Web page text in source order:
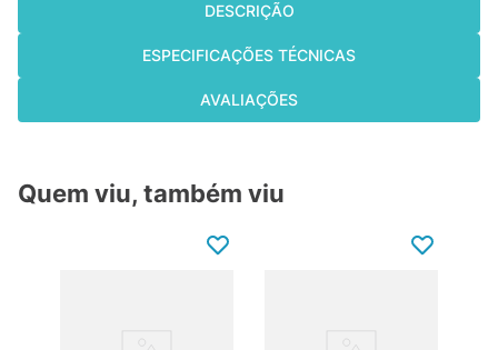
DESCRIÇÃO
ESPECIFICAÇÕES TÉCNICAS
AVALIAÇÕES
Quem viu, também viu